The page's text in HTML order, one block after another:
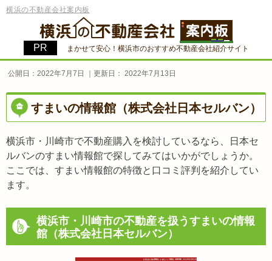
横浜の不動産会社案内板
まかせて安心！横浜市のおすすめ不動産会社紹介サイト
公開日：2022年7月7日 ｜更新日：2022年7月13日
すまいの情報館（株式会社日本セルバン）
横浜市・川崎市で不動産購入を検討しているなら、日本セ
ルバンのすまい情報館で探してみてはいかがでしょうか。
ここでは、すまい情報館の特徴と口コミ評判を紹介してい
ます。
横浜市・川崎市の不動産を扱うすまいの情報
館（株式会社日本セルバン）